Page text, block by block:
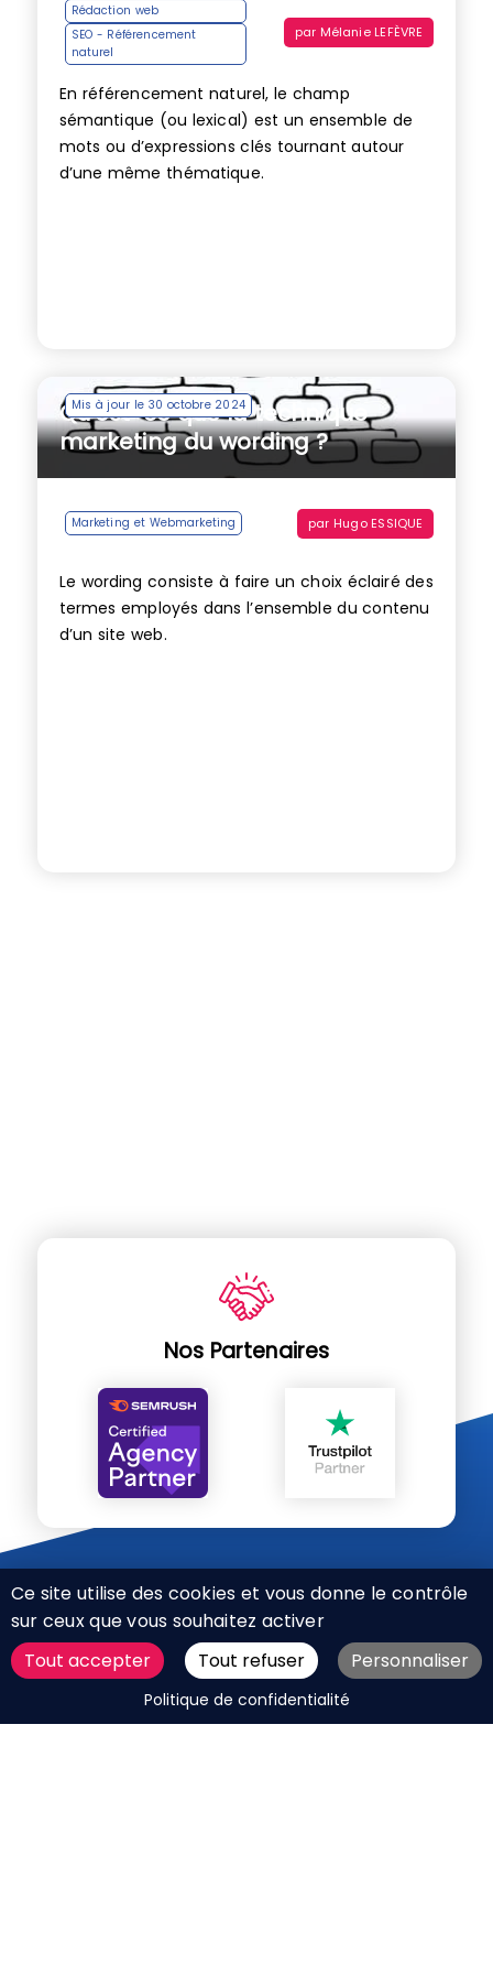
Rédaction web
SEO - Référencement
naturel
par Mélanie LEFÈVRE
En référencement naturel, le champ
sémantique (ou lexical) est un ensemble de
mots ou d’expressions clés tournant autour
d’une même thématique.
Mis à jour le 30 octobre 2024
Qu’est-ce que la technique
marketing du wording ?
Marketing et Webmarketing par Hugo ESSIQUE
Le wording consiste à faire un choix éclairé des
termes employés dans l’ensemble du contenu
d’un site web.
DEMANDER UN DEVIS
Nos Partenaires
CHARTE RÉSEAUX SOCIAUX
MENTIONS LÉGALES
Ce site utilise des cookies et vous donne le contrôle
sur ceux que vous souhaitez activer
Tout accepter
Tout refuser Personnaliser
Politique de confidentialité